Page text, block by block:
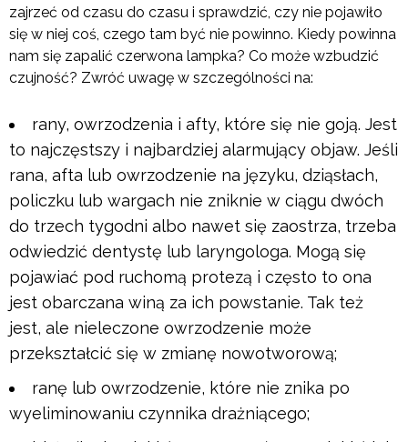
zajrzeć od czasu do czasu i sprawdzić, czy nie pojawiło
się w niej coś, czego tam być nie powinno. Kiedy powinna
nam się zapalić czerwona lampka? Co może wzbudzić
czujność? Zwróć uwagę w szczególności na:
rany, owrzodzenia i afty, które się nie goją. Jest
to najczęstszy i najbardziej alarmujący objaw. Jeśli
rana, afta lub owrzodzenie na języku, dziąsłach,
policzku lub wargach nie zniknie w ciągu dwóch
do trzech tygodni albo nawet się zaostrza, trzeba
odwiedzić dentystę lub laryngologa. Mogą się
pojawiać pod ruchomą protezą i często to ona
jest obarczana winą za ich powstanie. Tak też
jest, ale nieleczone owrzodzenie może
przekształcić się w zmianę nowotworową;
ranę lub owrzodzenie, które nie znika po
wyeliminowaniu czynnika drażniącego;